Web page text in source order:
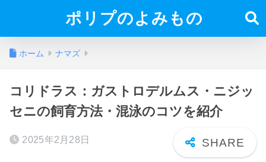
ポリプのよみもの
ホーム ナマズ
コリドラス：ガストロデルムス・ニジッ
セニの飼育方法・混泳のコツを紹介
2025年2月28日